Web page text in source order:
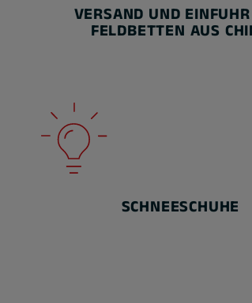
VERSAND UND
FELDBETTEN AUS
SCHNEESCHUHE